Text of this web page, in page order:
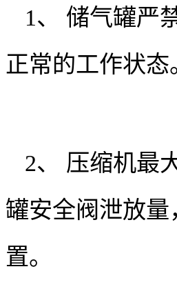
1、 储气罐严
正常的工作状态
2、 压缩机最
罐安全阀泄放
置。